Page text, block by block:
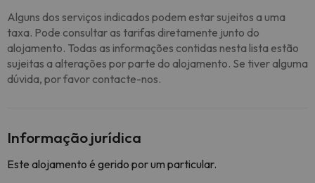
Alguns dos serviços indicados podem estar sujeitos a uma
taxa. Pode consultar as tarifas diretamente junto do
alojamento. Todas as informações contidas nesta lista estão
sujeitas a alterações por parte do alojamento. Se tiver alguma
dúvida, por favor contacte-nos.
Informação jurídica
Este alojamento é gerido por um particular.